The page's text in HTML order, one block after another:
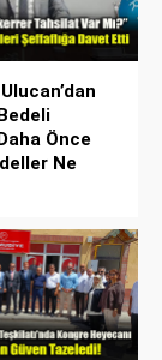
Önce
Ne